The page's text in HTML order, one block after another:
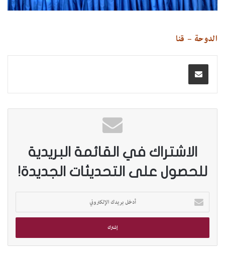
الدوحة – قنا
الاشتراك في القائمة البريدية
للحصول على التحديثات الجديدة!
خ
ب